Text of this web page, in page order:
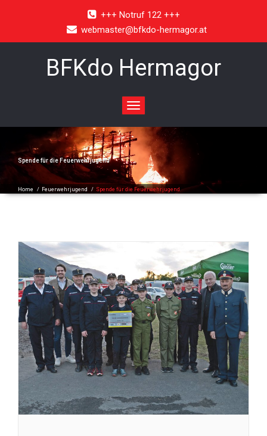
+++ Notruf 122 +++
webmaster@bfkdo-hermagor.at
BFKdo Hermagor
Toggle
navigation
Spende für die Feuerwehrjugend
Home / Feuerwehrjugend / Spende für die Feuerwehrjugend